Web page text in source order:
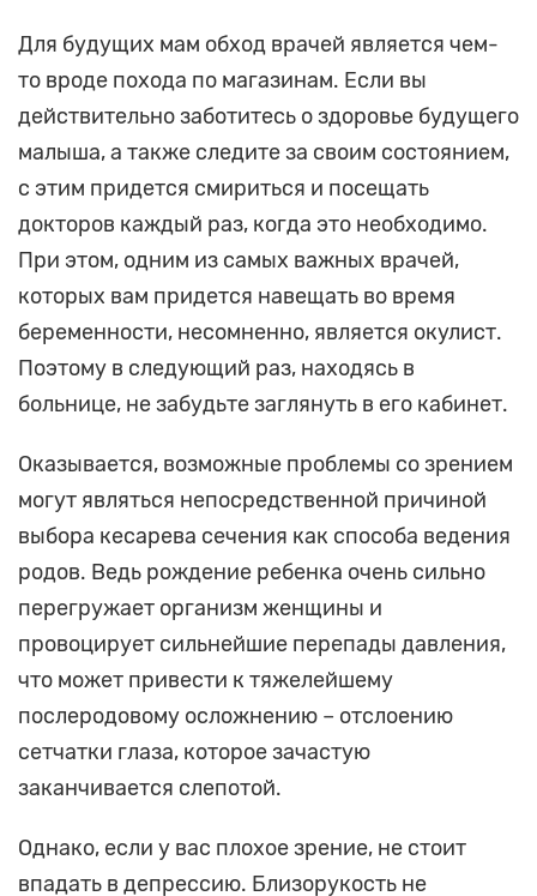
Для будущих мам обход врачей является чем-
то вроде похода по магазинам. Если вы
действительно заботитесь о здоровье будущего
малыша, а также следите за своим состоянием,
с этим придется смириться и посещать
докторов каждый раз, когда это необходимо.
При этом, одним из самых важных врачей,
которых вам придется навещать во время
беременности, несомненно, является окулист.
Поэтому в следующий раз, находясь в
больнице, не забудьте заглянуть в его кабинет.
Оказывается, возможные проблемы со зрением
могут являться непосредственной причиной
выбора кесарева сечения как способа ведения
родов. Ведь рождение ребенка очень сильно
перегружает организм женщины и
провоцирует сильнейшие перепады давления,
что может привести к тяжелейшему
послеродовому осложнению – отслоению
сетчатки глаза, которое зачастую
заканчивается слепотой.
Однако, если у вас плохое зрение, не стоит
впадать в депрессию. Близорукость не